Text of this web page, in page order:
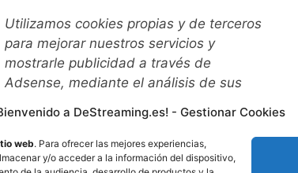
a DeStreaming.es! - Gestionar Cookies
web. Para ofrecer las mejores experiencias,
y/o acceder a la información del dispositivo,
Utilizamos cookies propias y de terceros
para mejorar nuestros servicios y
mostrarle publicidad a través de
Adsense, mediante el análisis de sus
configuración u obtener más información
aquí: